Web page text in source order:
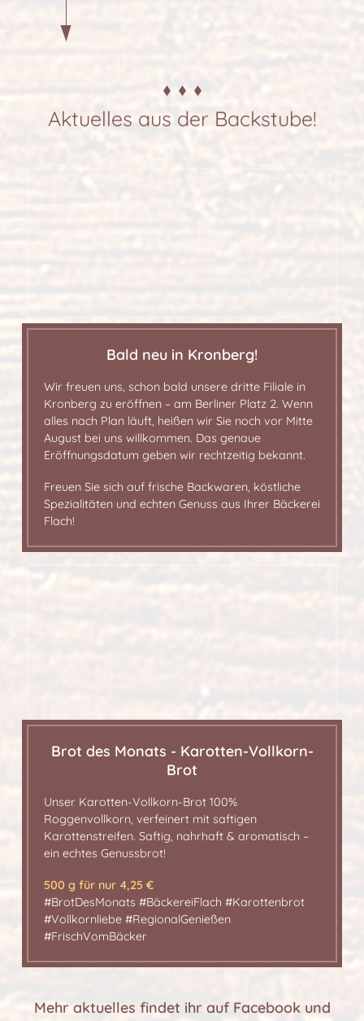
Aktuelles aus der Backstube!
Bald neu in Kronberg!
Wir freuen uns, schon bald unsere dritte Filiale in
Kronberg zu eröffnen – am Berliner Platz 2. Wenn
alles nach Plan läuft, heißen wir Sie noch vor Mitte
August bei uns willkommen. Das genaue
Eröffnungsdatum geben wir rechtzeitig bekannt.
Freuen Sie sich auf frische Backwaren, köstliche
Spezialitäten und echten Genuss aus Ihrer Bäckerei
Flach!
Brot des Monats - Karotten-Vollkorn-
Brot
Unser Karotten-Vollkorn-Brot 100%
Roggenvollkorn, verfeinert mit saftigen
Karottenstreifen. Saftig, nahrhaft & aromatisch –
ein echtes Genussbrot!
500 g für nur 4,25 €
#BrotDesMonats #BäckereiFlach #Karottenbrot
#Vollkornliebe #RegionalGenießen
#FrischVomBäcker
Mehr aktuelles findet ihr auf Facebook und